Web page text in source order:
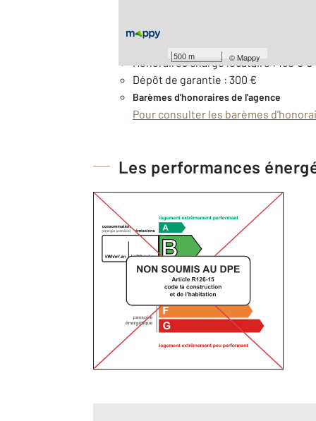
500 m ©Mappy
Loyer de base : 150 € par mois
Honoraires charge locataire : 150 € €
Dépôt de garantie : 300 €
Barèmes d'honoraires de l'agence
Pour consulter les barèmes
Les performances